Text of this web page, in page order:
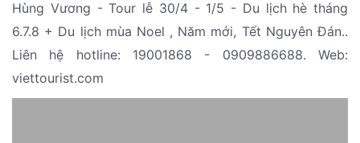
Hùng Vương - Tour lễ 30/4 - 1/5 - Du lịch hè tháng
6.7.8 + Du lịch mùa Noel , Năm mới, Tết Nguyên Đán..
Liên hệ hotline: 19001868 - 0909886688. Web:
viettourist.com